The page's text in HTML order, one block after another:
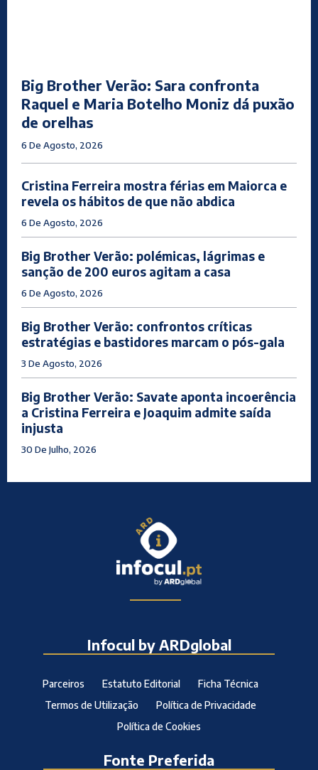
Big Brother Verão: Sara confronta
Raquel e Maria Botelho Moniz dá puxão
de orelhas
6 De Agosto, 2026
Cristina Ferreira mostra férias em Maiorca e
revela os hábitos de que não abdica
6 De Agosto, 2026
Big Brother Verão: polémicas, lágrimas e
sanção de 200 euros agitam a casa
6 De Agosto, 2026
Big Brother Verão: confrontos críticas
estratégias e bastidores marcam o pós-gala
3 De Agosto, 2026
Big Brother Verão: Savate aponta incoerência
a Cristina Ferreira e Joaquim admite saída
injusta
30 De Julho, 2026
Infocul by ARDglobal
Parceiros Estatuto Editorial
Ficha Técnica
Termos de Utilização
Política de Privacidade
Política de Cookies
Fonte Preferida